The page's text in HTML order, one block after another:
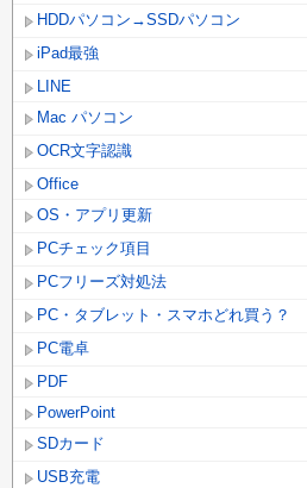
HDDパソコン→SSDパソコン
iPad最強
LINE
Mac パソコン
OCR文字認識
Office
OS・アプリ更新
PCチェック項目
PCフリーズ対処法
PC・タブレット・スマホどれ買う？
PC電卓
PDF
PowerPoint
SDカード
USB充電